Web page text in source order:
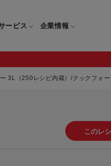
ギフト・プレゼント
ービス
保証について
企業情報
3L（250レシピ内蔵）/クックフォ